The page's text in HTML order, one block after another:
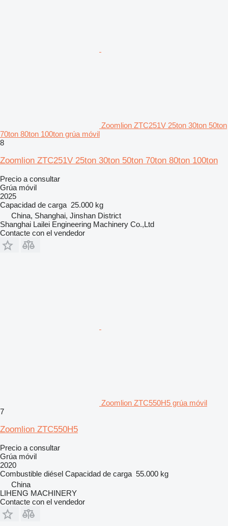
Zoomlion ZTC251V 25ton 30ton 50ton
70ton 80ton 100ton grúa móvil
8
Zoomlion ZTC251V 25ton 30ton 50ton 70ton 80ton 100ton
Precio a consultar
Grúa móvil
2025
Capacidad de carga 25.000 kg
China, Shanghai, Jinshan District
Shanghai Lailei Engineering Machinery Co.,Ltd
Contacte con el vendedor
Zoomlion ZTC550H5 grúa móvil
7
Zoomlion ZTC550H5
Precio a consultar
Grúa móvil
2020
Combustible diésel Capacidad de carga 55.000 kg
China
LIHENG MACHINERY
Contacte con el vendedor